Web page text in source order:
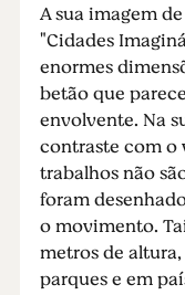
A sua imagem
"Cidades
enormes
betão que
envolvente. Na
contraste com o
trabalhos não
foram
o movimento.
metros de
parques e em